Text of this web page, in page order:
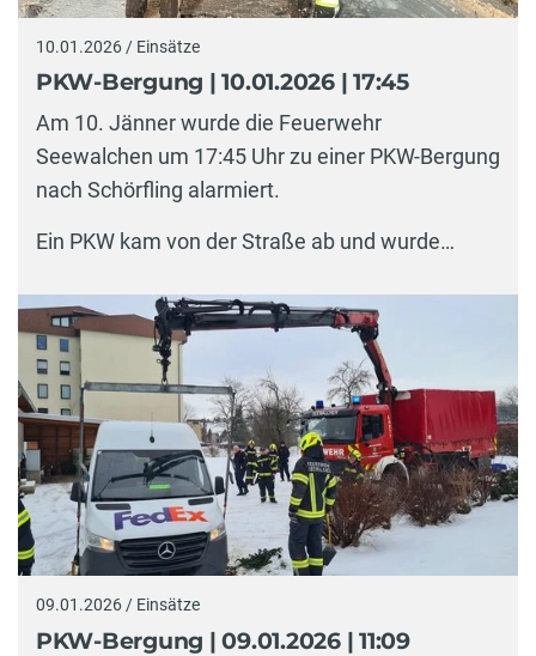
10.01.2026 / Einsätze
PKW-Bergung | 10.01.2026 | 17:45
Am 10. Jänner wurde die Feuerwehr
Seewalchen um 17:45 Uhr zu einer PKW-Bergung
nach Schörfling alarmiert.
Ein PKW kam von der Straße ab und wurde…
09.01.2026 / Einsätze
PKW-Bergung | 09.01.2026 | 11:09